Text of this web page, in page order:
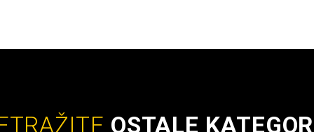
OSTALE